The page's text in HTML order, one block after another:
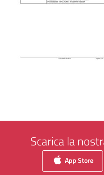
Scarica la
App Store